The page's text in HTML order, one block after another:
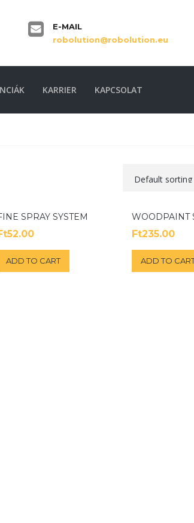
E-MAIL
robolution@robolution.eu
KARRIER KAPCSOLAT
SPRAY SYSTEM
52.00
ADD TO CART
WOODPAINT
Ft235.00
ADD TO